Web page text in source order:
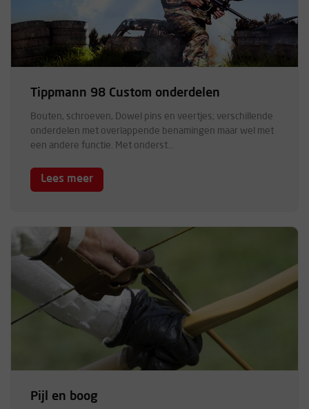
Tippmann 98 Custom onderdelen
Bouten, schroeven, Dowel pins en veertjes; verschillende
onderdelen met overlappende benamingen maar wel met
een andere functie. Met onderst...
Lees meer
Pijl en boog